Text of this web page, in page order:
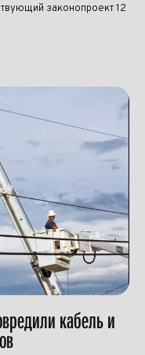
законопроект 12
кабель и